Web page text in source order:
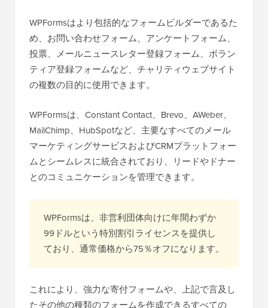
WPFormsはより包括的なフォームビルダーであるた
め、お問い合わせフォーム、アンケートフォーム、
投票、メールニュースレター登録フォーム、ボラン
ティア登録フォームなど、チャリティウェブサイト
の複数の目的に使用できます。
WPFormsは、Constant Contact、Brevo、AWeber、
MailChimp、HubSpotなど、主要なすべてのメール
マーケティングサービスおよびCRMプラットフォー
ムとシームレスに統合されており、リードやドナー
とのコミュニケーションを管理できます。
WPFormsは、非営利団体向けに年間わずか
99ドルという特別割引ライセンスを提供し
ており、通常価格から75％オフになります。
これにより、強力な寄付フォームや、上記で言及し
たその他の種類のフォームを作成できるすべての